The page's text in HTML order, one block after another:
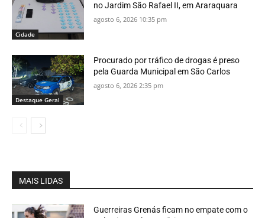
Cidade
no Jardim São Rafael II, em Araraquara
agosto 6, 2026 10:35 pm
Destaque Geral
Procurado por tráfico de drogas é preso
pela Guarda Municipal em São Carlos
agosto 6, 2026 2:35 pm
MAIS LIDAS
Guerreiras Grenás ficam no empate com o